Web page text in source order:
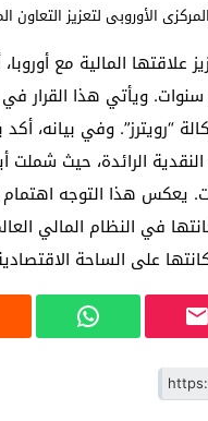
المالية مع أوروبا،
ويأتي هذا القرار
“رويترز”. وفي بيانه،
الرائدة، حيث شملت
هذا التوجه اهتمام
في النظام المالي
على الساحة